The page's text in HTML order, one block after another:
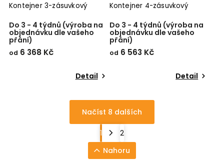
Kontejner 3-zásuvkový
Do 3 - 4 týdnů (výroba na
objednávku dle vašeho
přání)
od 6 368 Kč
Detail
Kontejner 4-zásuvkový
Do 3 - 4 týdnů (výroba na
objednávku dle vašeho
přání)
od 6 563 Kč
Detail
Načíst 8 dalších
1
2
Nahoru